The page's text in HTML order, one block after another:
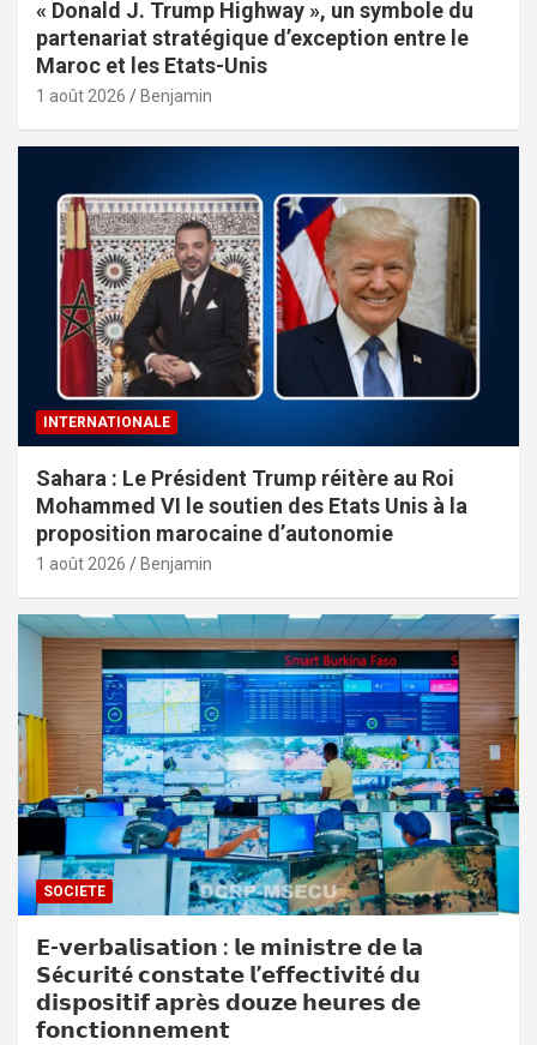
« Donald J. Trump Highway », un symbole du
partenariat stratégique d’exception entre le
Maroc et les Etats-Unis
1 août 2026 Benjamin
INTERNATIONALE
Sahara : Le Président Trump réitère au Roi
Mohammed VI le soutien des Etats Unis à la
proposition marocaine d’autonomie
1 août 2026 Benjamin
SOCIETE
𝗘-𝘃𝗲𝗿𝗯𝗮𝗹𝗶𝘀𝗮𝘁𝗶𝗼𝗻 : 𝗹𝗲 𝗺𝗶𝗻𝗶𝘀𝘁𝗿𝗲 𝗱𝗲 𝗹𝗮
𝗦é𝗰𝘂𝗿𝗶𝘁é 𝗰𝗼𝗻𝘀𝘁𝗮𝘁𝗲 𝗹’𝗲𝗳𝗳𝗲𝗰𝘁𝗶𝘃𝗶𝘁é 𝗱𝘂
𝗱𝗶𝘀𝗽𝗼𝘀𝗶𝘁𝗶𝗳 𝗮𝗽𝗿è𝘀 𝗱𝗼𝘂𝘇𝗲 𝗵𝗲𝘂𝗿𝗲𝘀 𝗱𝗲
𝗳𝗼𝗻𝗰𝘁𝗶𝗼𝗻𝗻𝗲𝗺𝗲𝗻𝘁